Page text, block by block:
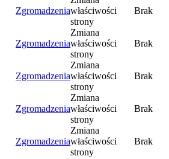
Zgromadzeniawłaściwości
strony
Brak
Zgromadzenia
Zmiana
właściwości
strony
Brak
Zgromadzenia
Zmiana
właściwości
strony
Brak
Zgromadzenia
Zmiana
właściwości
strony
Brak
Zgromadzenia
Zmiana
właściwości
strony
Brak